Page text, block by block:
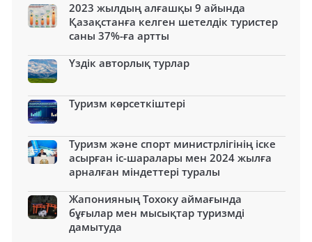
2023 жылдың алғашқы 9 айында
Қазақстанға келген шетелдік туристер
саны 37%-ға артты
Үздік авторлық турлар
Туризм көрсеткіштері
Туризм және спорт министрлігінің іске
асырған іс-шаралары мен 2024 жылға
арналған міндеттері туралы
Жапонияның Тохоку аймағында
бұғылар мен мысықтар туризмді
дамытуда